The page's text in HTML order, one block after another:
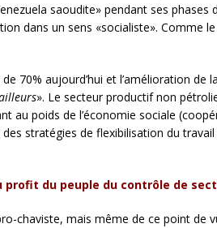
saoudite» pendant ses
dans un sens «socialiste». Comme
70% aujourd’hui et l’amélioration de
». Le secteur productif non
au poids de l’économie sociale
stratégies de flexibilisation du
du peuple du contrôle de
chaviste, mais même de ce point de